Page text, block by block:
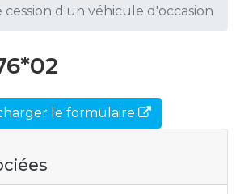
cession d'un véhicule d'occasion
le formulaire